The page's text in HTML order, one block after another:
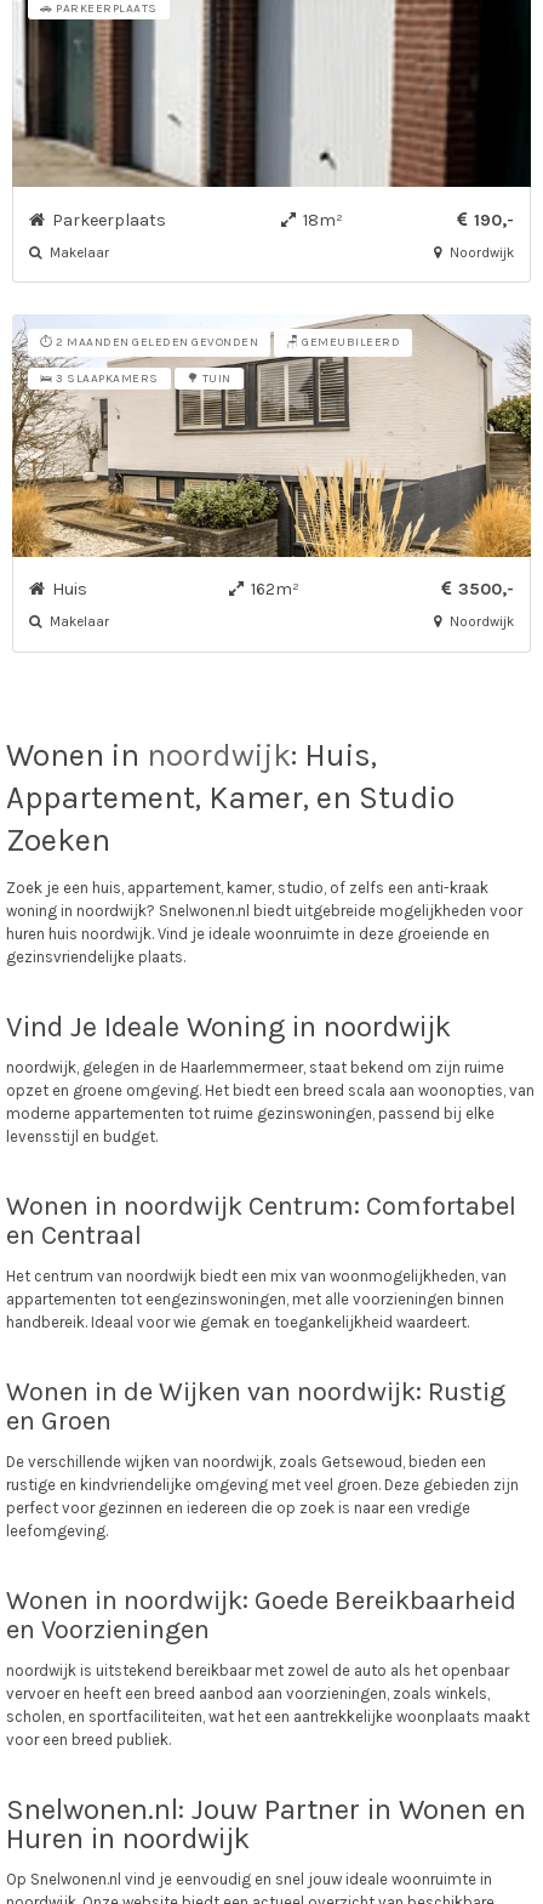
🚗 PARKEERPLAATS
Parkeerplaats 18m² 190,-
Makelaar Noordwijk
⏱️ 2 MAANDEN GELEDEN GEVONDEN 🪑 GEMEUBILEERD
🛌 3 SLAAPKAMERS 🌳 TUIN
Huis 162m² 3500,-
Makelaar Noordwijk
Wonen in noordwijk: Huis,
Appartement, Kamer, en Studio
Zoeken
Zoek je een huis, appartement, kamer, studio, of zelfs een anti-kraak
woning in noordwijk? Snelwonen.nl biedt uitgebreide mogelijkheden voor
huren huis noordwijk. Vind je ideale woonruimte in deze groeiende en
gezinsvriendelijke plaats.
Vind Je Ideale Woning in noordwijk
noordwijk, gelegen in de Haarlemmermeer, staat bekend om zijn ruime
opzet en groene omgeving. Het biedt een breed scala aan woonopties, van
moderne appartementen tot ruime gezinswoningen, passend bij elke
levensstijl en budget.
Wonen in noordwijk Centrum: Comfortabel
en Centraal
Het centrum van noordwijk biedt een mix van woonmogelijkheden, van
appartementen tot eengezinswoningen, met alle voorzieningen binnen
handbereik. Ideaal voor wie gemak en toegankelijkheid waardeert.
Wonen in de Wijken van noordwijk: Rustig
en Groen
De verschillende wijken van noordwijk, zoals Getsewoud, bieden een
rustige en kindvriendelijke omgeving met veel groen. Deze gebieden zijn
perfect voor gezinnen en iedereen die op zoek is naar een vredige
leefomgeving.
Wonen in noordwijk: Goede Bereikbaarheid
en Voorzieningen
noordwijk is uitstekend bereikbaar met zowel de auto als het openbaar
vervoer en heeft een breed aanbod aan voorzieningen, zoals winkels,
scholen, en sportfaciliteiten, wat het een aantrekkelijke woonplaats maakt
voor een breed publiek.
Snelwonen.nl: Jouw Partner in Wonen en
Huren in noordwijk
Op Snelwonen.nl vind je eenvoudig en snel jouw ideale woonruimte in